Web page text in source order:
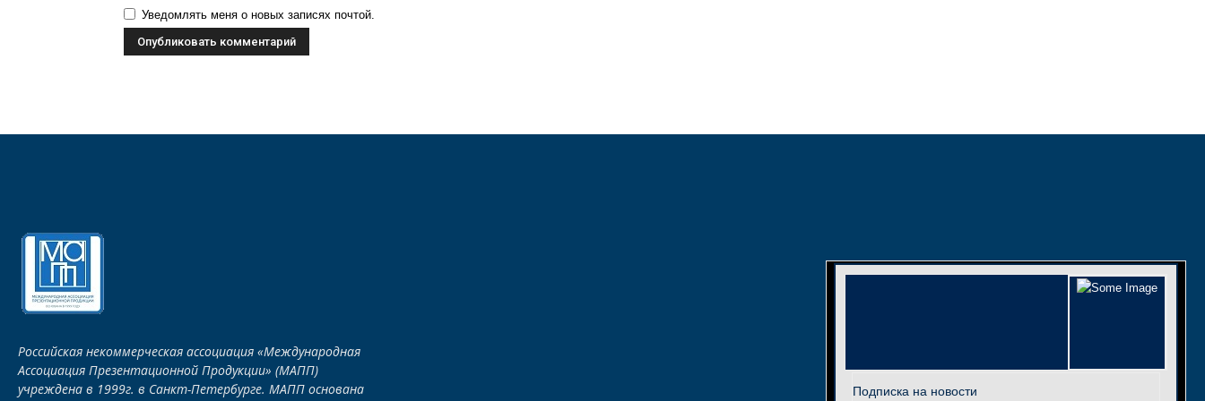
Уведомлять меня о новых записях почтой.
Российская некоммерческая ассоциация «Международная
Ассоциация Презентационной Продукции» (МАПП)
учреждена в 1999г. в Санкт-Петербурге. МАПП основана
Подписка на новости